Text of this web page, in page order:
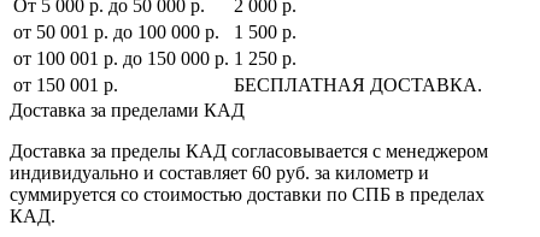
От 5 000 р. до 50 000 р.
2 000 р.
от 50 001 р. до 100 000 р.
1 500 р.
от 100 001 р. до 150 000 р. 1 250 р.
от 150 001 р.
БЕСПЛАТНАЯ ДОСТАВКА.
Доставка за пределами КАД
Доставка за пределы КАД согласовывается с менеджером
индивидуально и составляет 60 руб. за километр и
суммируется со стоимостью доставки по СПБ в пределах
КАД.